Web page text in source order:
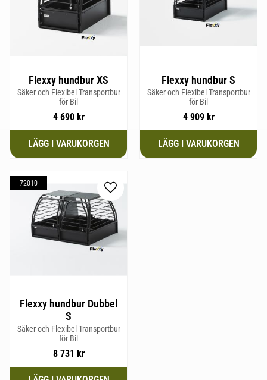
Flexxy hundbur XS
Säker och Flexibel Transportbur
för Bil
4 690kr
Flexxy hundbur S
Säker och Flexibel Transportbur
för Bil
4 909kr
Flexxy hundbur Dubbel
S
Säker och Flexibel Transportbur
för Bil
8 731 kr
72010
Lägg till i favoriter